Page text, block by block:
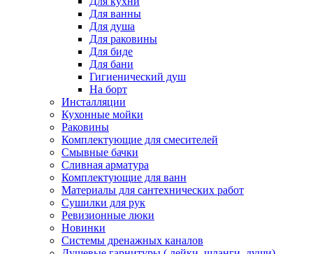
Для ванны
Для душа
Для раковины
Для биде
Для бани
Гигиенический душ
На борт
Инсталляции
Кухонные мойки
Раковины
Комплектующие для смесителей
Смывные бачки
Сливная арматура
Комплектующие для ванн
Материалы для сантехнических работ
Сушилки для рук
Ревизионные люки
Новинки
Системы дренажных каналов